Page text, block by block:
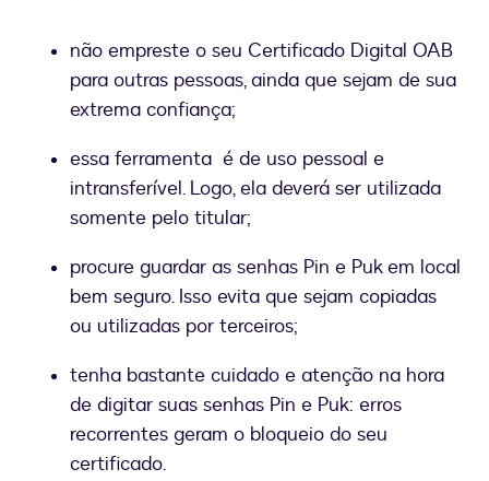
não empreste o seu Certificado Digital OAB
para outras pessoas, ainda que sejam de sua
extrema confiança;
essa ferramenta é de uso pessoal e
intransferível. Logo, ela deverá ser utilizada
somente pelo titular;
procure guardar as senhas Pin e Puk em local
bem seguro. Isso evita que sejam copiadas
ou utilizadas por terceiros;
tenha bastante cuidado e atenção na hora
de digitar suas senhas Pin e Puk: erros
recorrentes geram o bloqueio do seu
certificado.